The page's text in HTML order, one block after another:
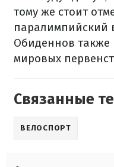
тому же стоит
паралимпийский
Обиденнов также
мировых
Связанные
ВЕЛОСПОРТ